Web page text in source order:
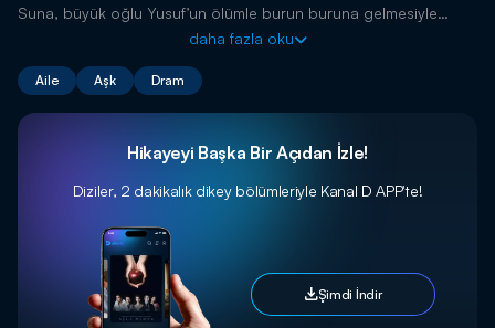
Suna, büyük oğlu Yusuf’un ölümle burun buruna gelmesiyle
bambaşka bir mücadeleye başlar.
daha fazla oku
Aile Aşk Dram
Hikayeyi Başka Bir Açıdan İzle!
Diziler, 2 dakikalık dikey bölümleriyle Kanal D APP'te!
Şimdi İndir